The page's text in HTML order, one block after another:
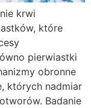
krwi
które
pierwiastki
obronne
których nadmiar
Badanie